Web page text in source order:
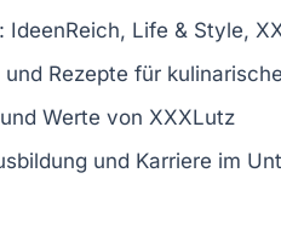
: IdeenReich, Life & Style,
und Rezepte für
und Werte von XXXLutz
und Karriere im